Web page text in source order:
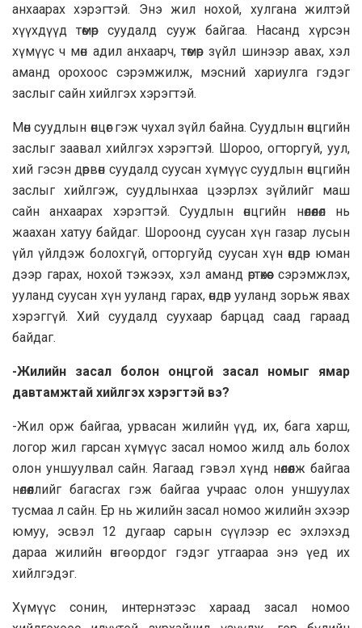
анхаарах хэрэгтэй. Энэ жил нохой, хулгана жилтэй
хүүхдүүд төмөр суудалд сууж байгаа. Насанд хүрсэн
хүмүүс ч мөн адил анхaaрч, төмөр зүйл шинээр авах, хэл
аманд орохоос сэрэмжилж, мэсний хариулга гэдэг
заслыг сайн хийлгэх хэрэгтэй.
Мөн суудлын өнцөг гэж чухал зүйл байна. Суудлын өнцгийн
заслыг заавал хийлгэх хэрэгтэй. Шороо, огторгуй, уул,
хий гэсэн дөрвөн суудалд суусан хүмүүс суудлын өнцгийн
заслыг хийлгэж, суудлынхаа цээрлэх зүйлийг маш
сайн анхаарах хэрэгтэй. Суудлын өнцгийн нөлөөлөл нь
жаахан хатуу байдаг. Шоpooнд суусан хүн газар лусын
үйл үйлдэж болохгүй, огторгуйд суусан хүн өндөр юман
дээр гарах, нохой тэжээх, хэл аманд өртөхөөс сэрэмжлэх,
ууланд суусан хүн ууланд гарах, өндөр ууланд зорьж явах
хэрэггүй. Хий суудалд суухaaр барцад саад гараад
байдаг.
-Жилийн засал болон онцгой засал номыг ямар
давтамжтай хийлгэх хэрэгтэй вэ?
-Жил орж байгаа, урвасан жилийн үүд, их, бага харш,
логор жил гарсан хүмүүс засал номоо жилд аль болох
олон уншуулвал сайн. Яагаад гэвэл хүнд нөлөөлж байгаа
нөлөөллийг багасгах гэж байгаа учраас олон уншуулах
тусмаа л сайн. Ер нь жилийн засал номоо жилийн эхээр
юмуу, эсвэл 12 дyгaap capын сүүлээр ес эхлэхэд
дараа жилийн өнгө ордог гэдэг утгаараа энэ үед их
хийлгэдэг.
Хүмүүс сонин, интернэтээс хараад засал номоо